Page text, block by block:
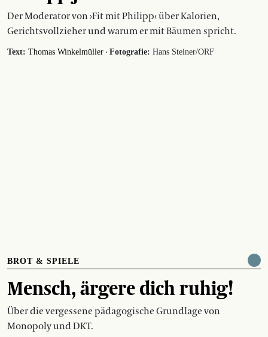
Der Moderator von ›Fit mit Philipp‹ über Kalorien,
Gerichtsvollzieher und warum er mit Bäumen spricht.
Text: Thomas Winkelmüller · Fotografie: Hans Steiner/ORF
BROT & SPIELE
Mensch, ärgere dich ruhig!
Über die vergessene pädagogische Grundlage von
Monopoly und DKT.